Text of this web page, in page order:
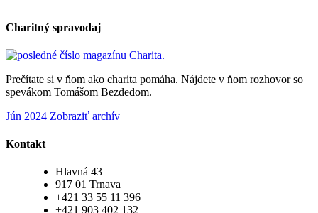
Charitný spravodaj
Prečítate si v ňom ako charita pomáha. Nájdete v ňom rozhovor so
spevákom Tomášom Bezdedom.
Jún 2024 Zobraziť archív
Kontakt
Hlavná 43
917 01 Trnava
+421 33 55 11 396
+421 903 402 132